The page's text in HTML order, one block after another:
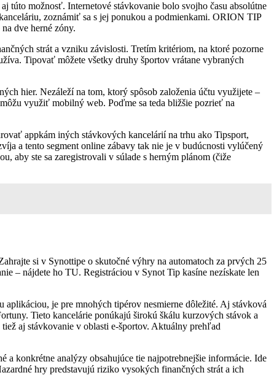
túto možnosť. Internetové stávkovanie bolo svojho času absolútne
zoznámiť sa s jej ponukou a podmienkami. ORION TIP
dve herné zóny.
strát a vzniku závislosti. Tretím kritériom, na ktoré pozorne
Tipovať môžete všetky druhy športov vrátane vybraných
hier. Nezáleží na tom, ktorý spôsob založenia účtu využijete –
využiť mobilný web. Poďme sa teda bližšie pozrieť na
appkám iných stávkových kancelárií na trhu ako Tipsport,
a tento segment online zábavy tak nie je v budúcnosti vylúčený
aby ste sa zaregistrovali v súlade s herným plánom (čiže
si v Synottipe o skutočné výhry na automatoch za prvých 25
– nájdete ho TU. Registráciou v Synot Tip kasíne nezískate len
je pre mnohých tipérov nesmierne dôležité. Aj stávková
Tieto kancelárie ponúkajú širokú škálu kurzových stávok a
aj stávkovanie v oblasti e-športov. Aktuálny prehľad
a konkrétne analýzy obsahujúce tie najpotrebnejšie informácie. Ide
hry predstavujú riziko vysokých finančných strát a ich